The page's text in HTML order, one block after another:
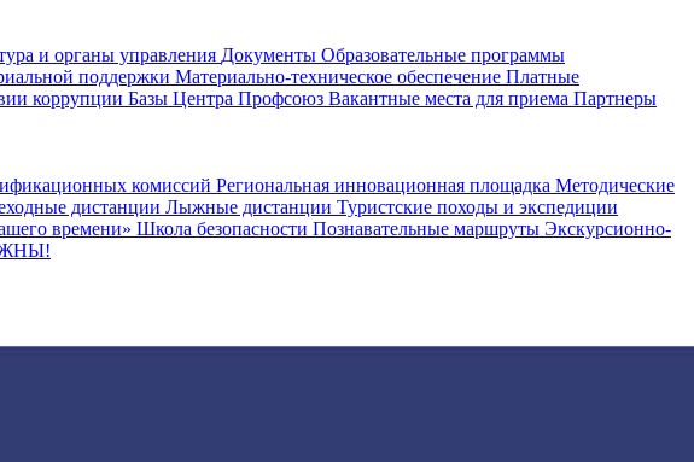
и органы управления Документы Образовательные программы
поддержки Материально-техническое обеспечение Платные
коррупции Базы Центра Профсоюз Вакантные места для приема Партнеры
комиссий Региональная инновационная площадка Методические
дистанции Лыжные дистанции Туристские походы и экспедиции
времени» Школа безопасности Познавательные маршруты Экскурсионно-